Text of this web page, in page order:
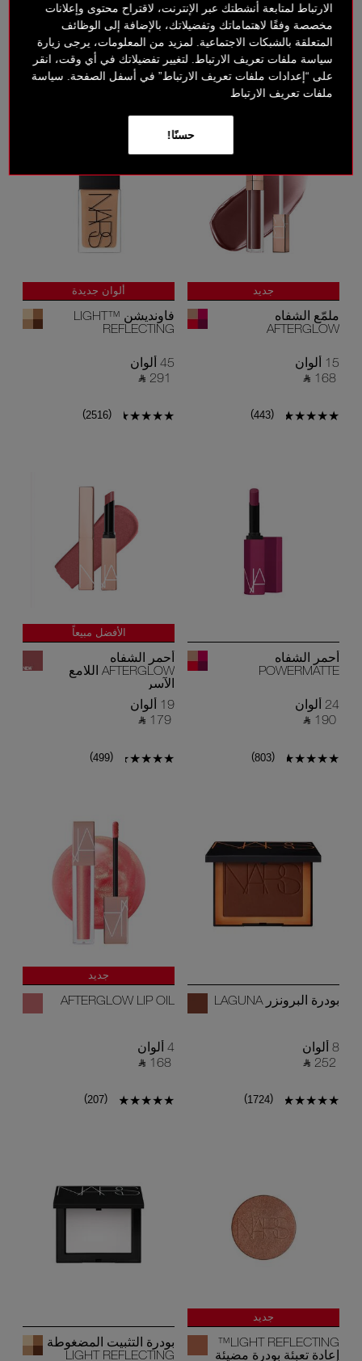
الارتباط لمتابعة أنشطتك عبر الإنترنت، لاقتراح محتوى وإعلانات
مخصصة وفقًا لاهتماماتك وتفضيلاتك، بالإضافة إلى الوظائف
المتعلقة بالشبكات الاجتماعية. لمزيد من المعلومات، يرجى زيارة
سياسة ملفات تعريف الارتباط. لتغيير تفضيلاتك في أي وقت، انقر
على “إعدادات ملفات تعريف الارتباط” في أسفل الصفحة. سياسة
ملفات تعريف الارتباط
حسنًا!
‎ ⃁ 235 ‎
212
)
12 ألوان
‎ ⃁ 240 ‎
691
)
جديد
ملمّع الشفاه
AFTERGLOW
15 ألوان
‎ ⃁ 168 ‎
(
443
)
ألوان جديدة
فاونديشن ™LIGHT
REFLECTING
45 ألوان
‎ ⃁ 291 ‎
(
2516
)
أحمر الشفاه
POWERMATTE
24 ألوان
‎ ⃁ 190 ‎
(
803
)
الأفضل مبيعاً
درجات جديدةأحمر الشفاه
AFTERGLOW اللامع
الآسر
19 ألوان
‎ ⃁ 179 ‎
(
499
)
بودرة البرونزر LAGUNA
8 ألوان
‎ ⃁ 252 ‎
(
1724
)
جديد
AFTERGLOW LIP OIL
4 ألوان
‎ ⃁ 168 ‎
(
207
)
جديد
فقط أونلاين
LIGHT REFLECTING™
إعادة تعبئة بودرة مضيئة
بودرة التثبيت المضغوطة
LIGHT REFLECTING